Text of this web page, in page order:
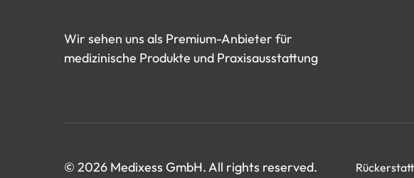
Wir sehen uns als Premium-Anbieter für
medizinische Produkte und Praxisausstattung
© 2026 Medixess GmbH. All rights reserved.